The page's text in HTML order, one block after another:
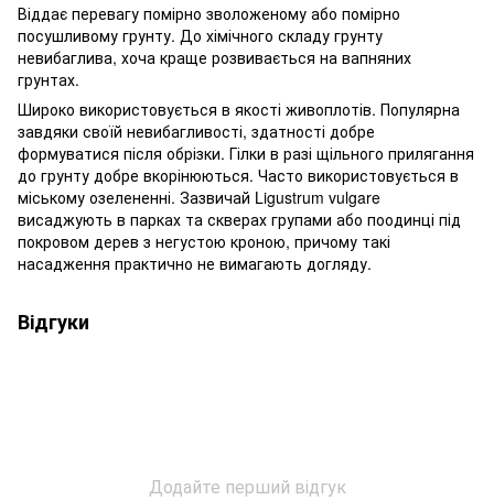
Віддає перевагу помірно зволоженому або помірно
посушливому грунту. До хімічного складу грунту
невибаглива, хоча краще розвивається на вапняних
грунтах.
Широко використовується в якості живоплотів. Популярна
завдяки своїй невибагливості, здатності добре
формуватися після обрізки. Гілки в разі щільного прилягання
до грунту добре вкорінюються. Часто використовується в
міському озелененні. Зазвичай Ligustrum vulgare
висаджують в парках та скверах групами або поодинці під
покровом дерев з негустою кроною, причому такі
насадження практично не вимагають догляду.
Відгуки
Додайте перший відгук